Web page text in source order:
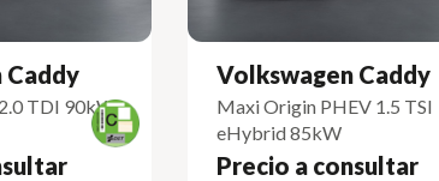
Caddy
TDI 90kW
Volkswagen Caddy
Maxi Origin PHEV 1.5 TSI
eHybrid 85kW
Precio a consultar